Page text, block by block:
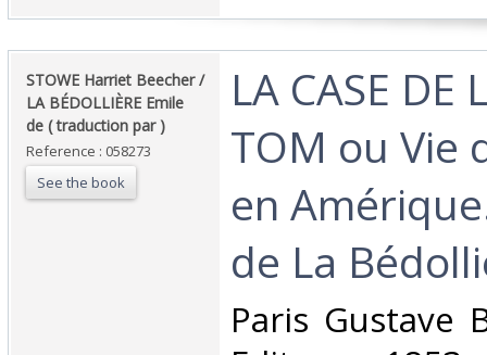
‎STOWE Harriet Beecher /
LA BÉDOLLIÈRE Emile
de ( traduction par ) ‎
Reference : 058273
See the book
‎LA CASE DE
TOM ou Vie
en
de La
‎Paris Gustave